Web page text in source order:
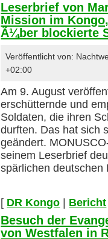
Leserbrief von
Mission im
Ã¼ber blockierte
Veröffentlicht von:
+02:00
Am 9. August
erschütternde und
Soldaten, die ihren
durften. Das hat sich
geändert.
seinem Leserbrief
spärlichen deutschen
[ DR Kongo | Bericht
Besuch der
von Westfalen in